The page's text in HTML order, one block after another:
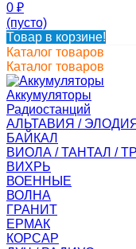
0 ₽
(пусто)
Товар в корзине!
Каталог товаров
Каталог товаров
Аккумуляторы
Радиостанций
АЛЬТАВИЯ / ЭЛОДИЯ
БАЙКАЛ
ВИОЛА / ТАНТАЛ /
ВИХРЬ
ВОЕННЫЕ
ВОЛНА
ГРАНИТ
ЕРМАК
КОРСАР